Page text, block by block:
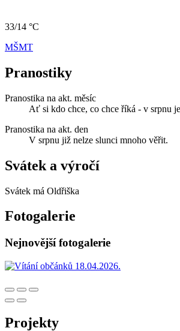
33/14 °C
MŠMT
Pranostiky
Pranostika na akt. měsíc
Ať si kdo chce, co chce říká - v srpnu
Pranostika na akt. den
V srpnu již nelze slunci mnoho věřit.
Svátek a výročí
Svátek má Oldřiška
Fotogalerie
Nejnovější fotogalerie
Projekty